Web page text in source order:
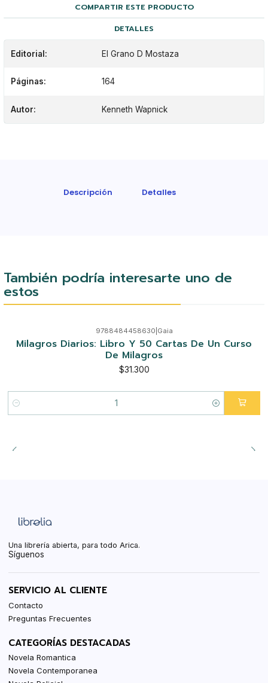
COMPARTIR ESTE PRODUCTO
DETALLES
Editorial: El Grano D Mostaza
Páginas: 164
Autor: Kenneth Wapnick
Descripción Detalles
También podría interesarte uno de
estos
9788484458630 Gaia
Milagros Diarios: Libro Y 50 Cartas De Un Curso
De Milagros
$31.300
Cantidad
Una librería abierta, para todo Arica.
Síguenos
SERVICIO AL CLIENTE
Contacto
Preguntas Frecuentes
CATEGORÍAS DESTACADAS
Novela Romantica
Novela Contemporanea